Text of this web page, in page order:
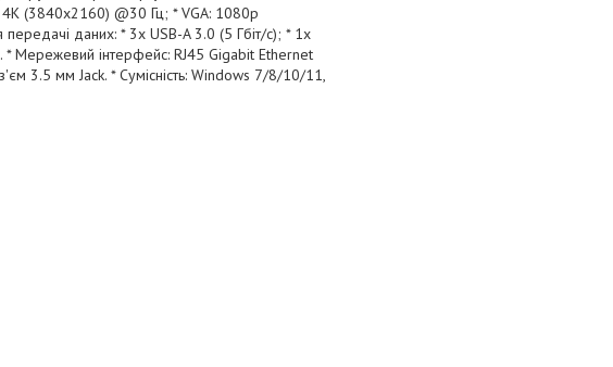
4K (3840x2160) @30 Гц; * VGA: 1080p
даних: * 3x USB-A 3.0 (5 Гбіт/с); * 1x
* Мережевий інтерфейс: RJ45 Gigabit Ethernet
3.5 мм Jack. * Сумісність: Windows 7/8/10/11,